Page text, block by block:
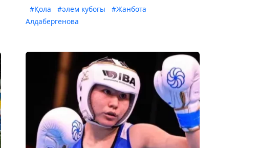
#Қола #әлем кубогы
#Жанбота
Алдабергенова